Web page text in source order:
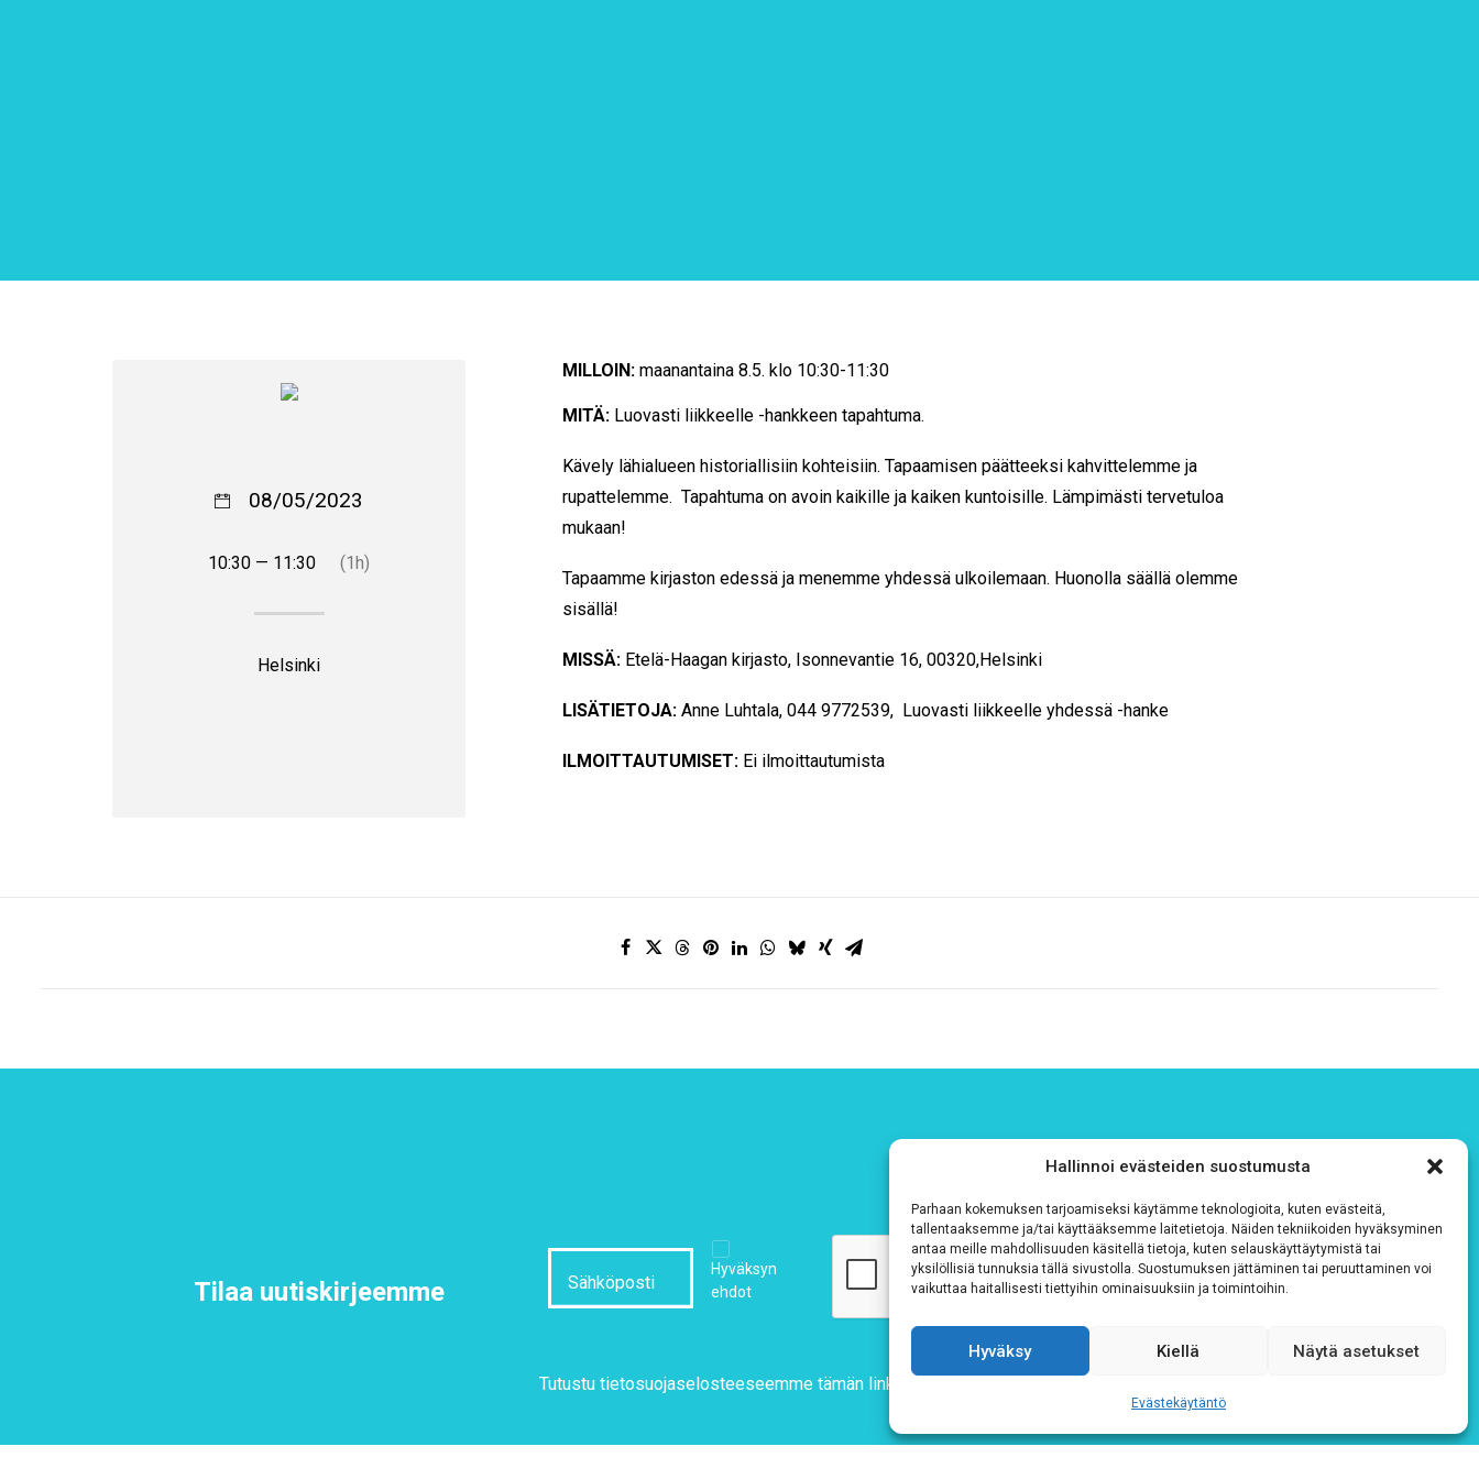
Hallinnoi evästeiden suostumusta
Parhaan kokemuksen tarjoamiseksi käytämme teknologioita, kuten evästeitä,
tallentaaksemme ja/tai käyttääksemme laitetietoja. Näiden tekniikoiden hyväksyminen
antaa meille mahdollisuuden käsitellä tietoja, kuten selauskäyttäytymistä tai
yksilöllisiä tunnuksia tällä sivustolla. Suostumuksen jättäminen tai peruuttaminen voi
vaikuttaa haitallisesti tiettyihin ominaisuuksiin ja toimintoihin.
Hyväksy Kiellä Näytä asetukset
Evästekäytäntö
MILLOIN: maanantaina 8.5. klo 10:30-11:30
MITÄ: Luovasti liikkeelle -hankkeen tapahtuma.
Kävely lähialueen historiallisiin kohteisiin. Tapaamisen päätteeksi kahvittelemme ja
rupattelemme. Tapahtuma on avoin kaikille ja kaiken kuntoisille. Lämpimästi tervetuloa
mukaan!
Tapaamme kirjaston edessä ja menemme yhdessä ulkoilemaan. Huonolla säällä olemme
sisällä!
MISSÄ: Etelä-Haagan kirjasto, Isonnevantie 16, 00320,Helsinki
LISÄTIETOJA:Anne Luhtala, 044 9772539, Luovasti liikkeelle yhdessä -hanke
ILMOITTAUTUMISET: Ei ilmoittautumista
08/05/2023
10:30 — 11:30 (1h)
Helsinki
Tilaa uutiskirjeemme
Hyväksyn
ehdot
Tutustu tietosuojaselosteeseemme tämän linkin kautta!